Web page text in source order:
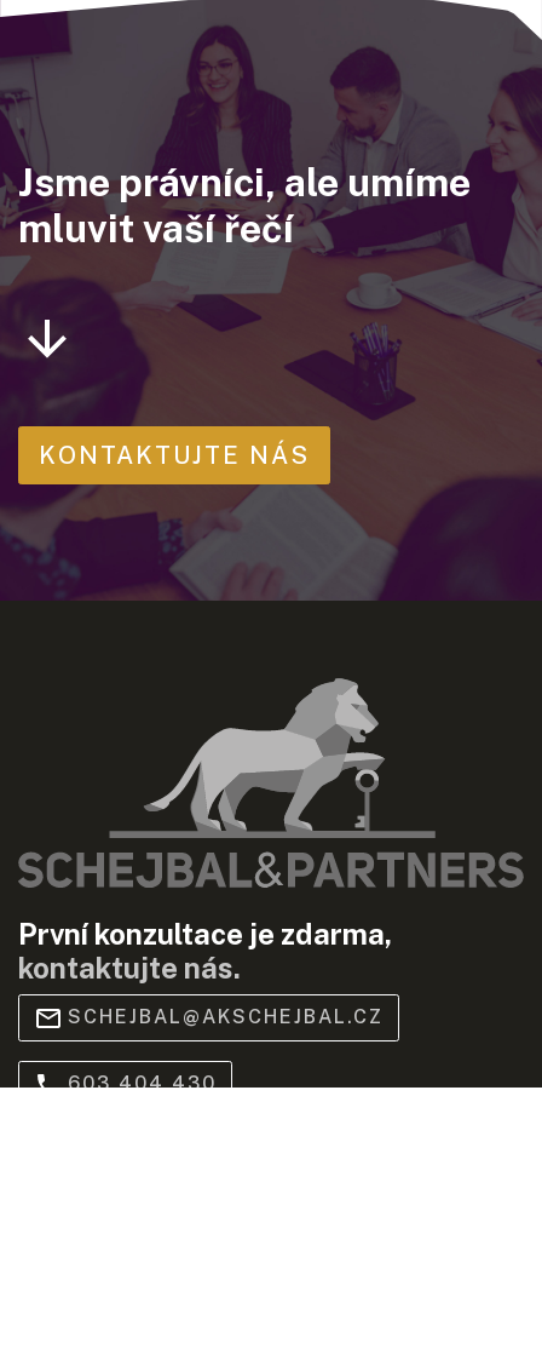
Jsme právníci, ale umíme
mluvit vaší řečí
KONTAKTUJTE NÁS
První konzultace je zdarma,
kontaktujte nás.
SCHEJBAL@AKSCHEJBAL.CZ
603 404 430